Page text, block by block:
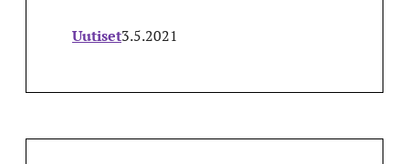
Uutiset3.5.2021